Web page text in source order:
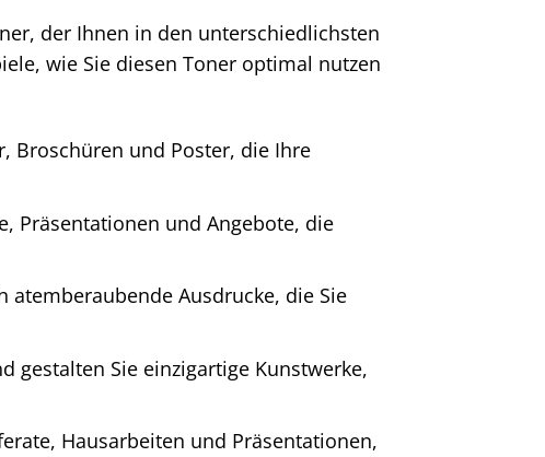
der Ihnen in den unterschiedlichsten
wie Sie diesen Toner optimal nutzen
Broschüren und Poster, die Ihre
Präsentationen und Angebote, die
Ausdrucke, die Sie
gestalten Sie einzigartige Kunstwerke,
Hausarbeiten und Präsentationen,